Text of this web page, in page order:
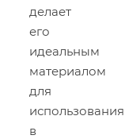
делает
его
идеальным
материалом
для
использования
в